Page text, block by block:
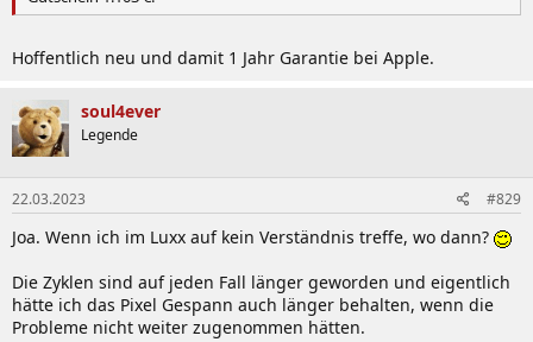
Hoffentlich neu und damit 1 Jahr Garantie bei Apple.
soul4ever
Legende
22.03.2023 #829
Joa. Wenn ich im Luxx auf kein Verständnis treffe, wo dann?
Die Zyklen sind auf jeden Fall länger geworden und eigentlich
hätte ich das Pixel Gespann auch länger behalten, wenn die
Probleme nicht weiter zugenommen hätten.